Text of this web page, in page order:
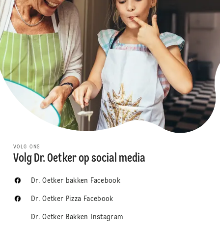
VOLG ONS
Volg Dr. Oetker op social media
Dr. Oetker bakken Facebook
Dr. Oetker Pizza Facebook
Dr. Oetker Bakken Instagram